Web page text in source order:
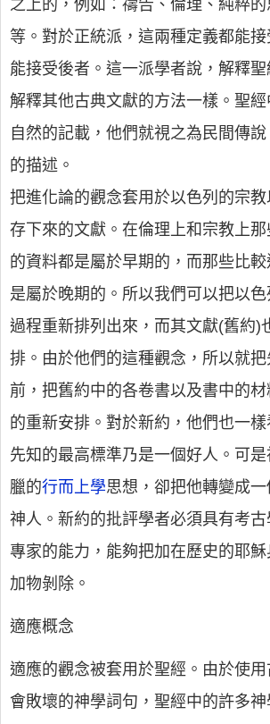
之上的，例如：禱告、倫理、純粹
等。對於正統派，這兩種定義都能
能接受後者。這一派學者說，解釋
解釋其他古典文獻的方法一樣。聖
自然的記載，他們就視之為民間傳
的描述。
把進化論的觀念套用於以色列的宗
存下來的文獻。在倫理上和宗教上
的資料都是屬於早期的，而那些比
是屬於晚期的。所以我們可以把以
過程重新排列出來，而其文獻(舊約)
排。由於他們的這種觀念，所以就
前，把舊約中的各卷書以及書中的
的重新安排。對於新約，他們也一
先知的最高標準乃是一個好人。可
臘的行而上學思想，卻把他轉變成
神人。新約的批評學者必須具有考
專家的能力，能夠把加在歷史的耶
加物剝除。
適應概念
適應的觀念被套用於聖經。由於使用
會敗壞的神學詞句，聖經中的許多